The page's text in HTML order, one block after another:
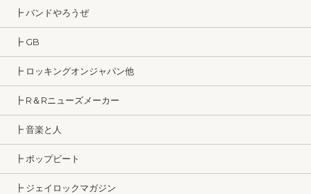
┣ バンドやろうぜ
┣ GB
┣ ロッキングオンジャパン他
┣ R＆Rニューズメーカー
┣ 音楽と人
┣ ポップビート
┣ ジェイロックマガジン